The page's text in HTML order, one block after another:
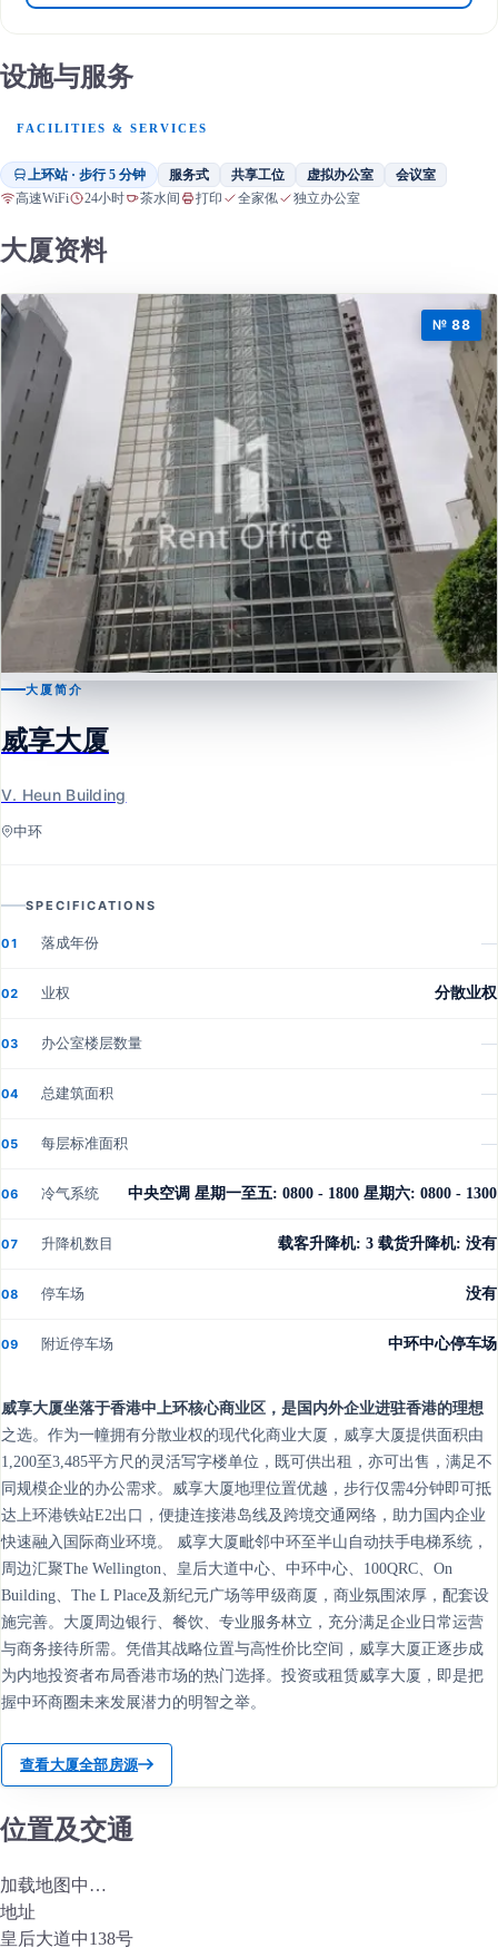
设施与服务
FACILITIES & SERVICES
上环站 · 步行 5 分钟 服务式 共享工位 虚拟办公室 会议室
高速WiFi 24小时 茶水间 打印 全家俬 独立办公室
大厦资料
№ 88
威享大厦
V. Heun Building
大厦简介
威享大厦
V. Heun Building
中环
SPECIFICATIONS
01 落成年份 —
02 业权 分散业权
03 办公室楼层数量 —
04 总建筑面积 —
05 每层标准面积 —
06 冷气系统 中央空调 星期一至五: 0800 - 1800 星期六: 0800 - 1300
07 升降机数目 载客升降机: 3 载货升降机: 没有
08 停车场 没有
09 附近停车场 中环中心停车场
威享大厦坐落于香港中上环核心商业区，是国内外企业进驻香港的理想
之选。作为一幢拥有分散业权的现代化商业大厦，威享大厦提供面积由
1,200至3,485平方尺的灵活写字楼单位，既可供出租，亦可出售，满足不
同规模企业的办公需求。威享大厦地理位置优越，步行仅需4分钟即可抵
达上环港铁站E2出口，便捷连接港岛线及跨境交通网络，助力国内企业
快速融入国际商业环境。 威享大厦毗邻中环至半山自动扶手电梯系统，
周边汇聚The Wellington、皇后大道中心、中环中心、100QRC、On
Building、The L Place及新纪元广场等甲级商厦，商业氛围浓厚，配套设
施完善。大厦周边银行、餐饮、专业服务林立，充分满足企业日常运营
与商务接待所需。凭借其战略位置与高性价比空间，威享大厦正逐步成
为内地投资者布局香港市场的热门选择。投资或租赁威享大厦，即是把
握中环商圈未来发展潜力的明智之举。
查看大厦全部房源
位置及交通
加载地图中…
地址
皇后大道中138号